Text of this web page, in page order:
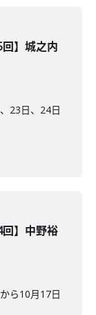
】城之内
23日、24日
】中野裕
ら10月17日